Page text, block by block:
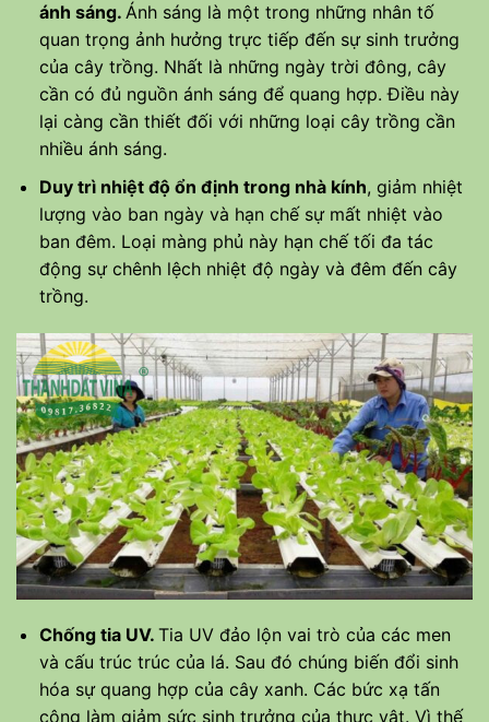
ánh sáng. Ánh sáng là một trong những nhân tố
quan trọng ảnh hưởng trực tiếp đến sự sinh trưởng
của cây trồng. Nhất là những ngày trời đông, cây
cần có đủ nguồn ánh sáng để quang hợp. Điều này
lại càng cần thiết đối với những loại cây trồng cần
nhiều ánh sáng.
Duy trì nhiệt độ ổn định trong nhà kính, giảm nhiệt
lượng vào ban ngày và hạn chế sự mất nhiệt vào
ban đêm. Loại màng phủ này hạn chế tối đa tác
động sự chênh lệch nhiệt độ ngày và đêm đến cây
trồng.
Chống tia UV. Tia UV đảo lộn vai trò của các men
và cấu trúc trúc của lá. Sau đó chúng biến đổi sinh
hóa sự quang hợp của cây xanh. Các bức xạ tấn
công làm giảm sức sinh trưởng của thực vật. Vì thế